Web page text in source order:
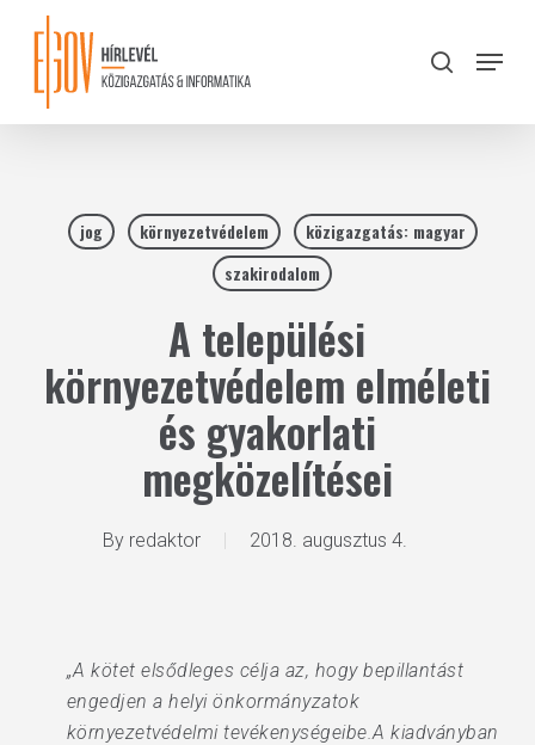
content
search
Menu
jog környezetvédelem
közigazgatás: magyar
szakirodalom
A települési
környezetvédelem elméleti
és gyakorlati
megközelítései
By redaktor 2018. augusztus 4.
„A kötet elsődleges célja az, hogy bepillantást
engedjen a helyi önkormányzatok
környezetvédelmi tevékenységeibe.A kiadványban
Close